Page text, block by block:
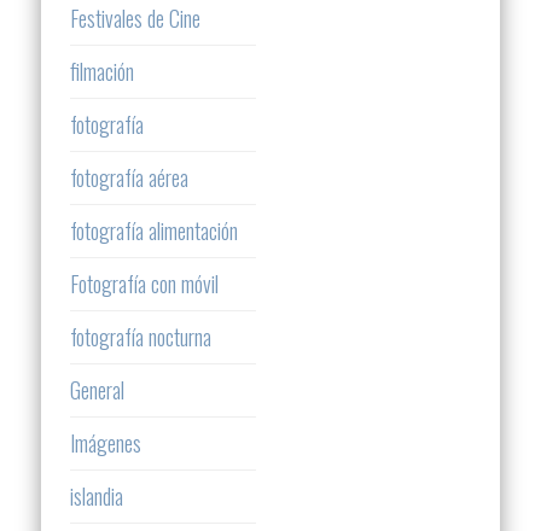
Festivales de Cine
filmación
fotografía
fotografía aérea
fotografía alimentación
Fotografía con móvil
fotografía nocturna
General
Imágenes
islandia